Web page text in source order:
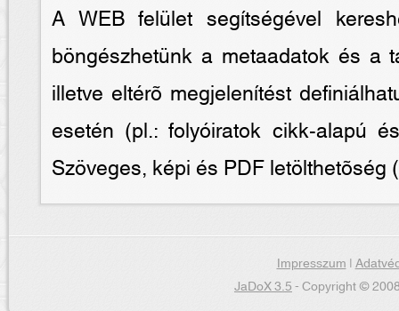
A WEB felület segítségével
böngészhetünk a metaadatok és a
illetve eltérõ megjelenítést
esetén (pl.: folyóiratok cikk-alapú
Szöveges, képi és PDF letölthetõség
Impresszum|
JaDoX 3.5- Copyright ©